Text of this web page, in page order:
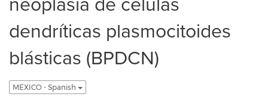
dendríticas plasmocitoides
blásticas (BPDCN)
MEXICO - Spanish